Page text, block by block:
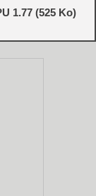
1.77 (525 Ko)